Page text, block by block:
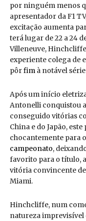
por ninguém menos
apresentador da F1
excitação aumenta
terá lugar de 22 a 24
Villeneuve,
experiente colega de
pôrfim à notável
Após um início
Antonelli conquistou
conseguido vitórias
China e do Japão,
chocantemente para
campeonato,
favorito para o título,
vitória convincente
Miami.
Hinchcliffe, num
natureza imprevisível